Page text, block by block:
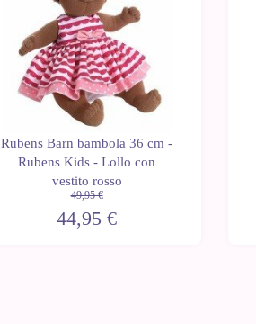
Rubens Barn bambola 36 cm -
Rubens Kids - Lollo con
vestito rosso
49,95 €
44,95 €